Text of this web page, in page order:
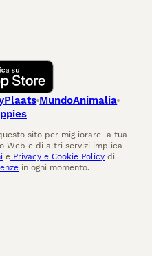
MundoAnimalia
sito per migliorare la tua
Web e di altri servizi implica
e Privacy e Cookie Policy di
in ogni momento.